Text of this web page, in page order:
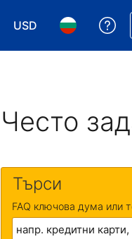
USD
Избор на валута.
Избор на
Често
Търси
FAQ ключова дума или